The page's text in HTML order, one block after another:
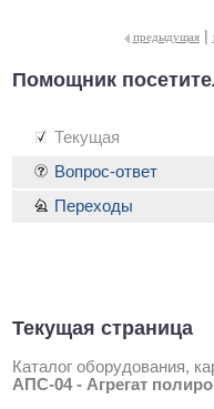
предыдущая |
Помощник
Текущая
Текущая страница
Каталог оборудования,
АПС-04 - Агрегат
Вопрос-ответ
Переходы